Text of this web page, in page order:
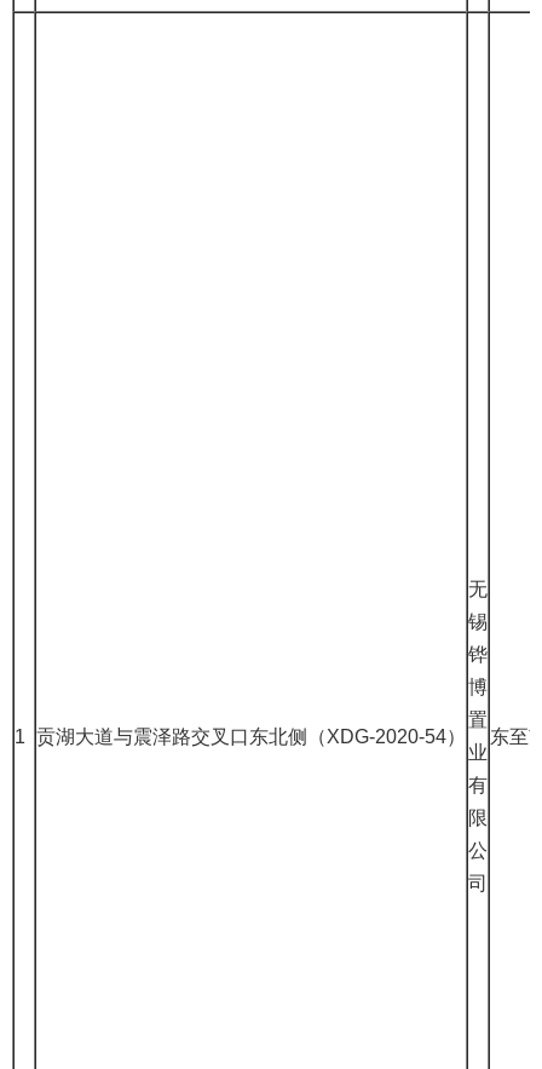
1 贡湖大道与震泽路交叉口东北侧（XDG-2020-54）
无
锡
铧
博
置
业
有
限
公
司
东至